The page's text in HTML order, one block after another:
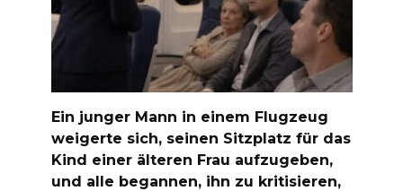
Ein junger Mann in einem Flugzeug
weigerte sich, seinen Sitzplatz für das
Kind einer älteren Frau aufzugeben,
und alle begannen, ihn zu kritisieren,